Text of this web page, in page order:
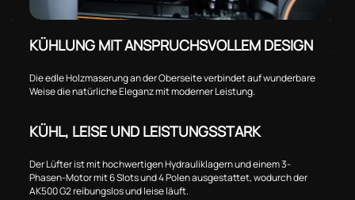
KÜHLUNG MIT ANSPRUCHSVOLLEM DESIGN
Die edle Holzmaserung an der Oberseite verbindet auf wunderbare
Weise die natürliche Eleganz mit moderner Leistung.
KÜHL, LEISE UND LEISTUNGSSTARK
Der Lüfter ist mit hochwertigen Hydrauliklagern und einem 3-
Phasen-Motor mit 6 Slots und 4 Polen ausgestattet, wodurch der
AK500 G2 reibungslos und leise läuft.